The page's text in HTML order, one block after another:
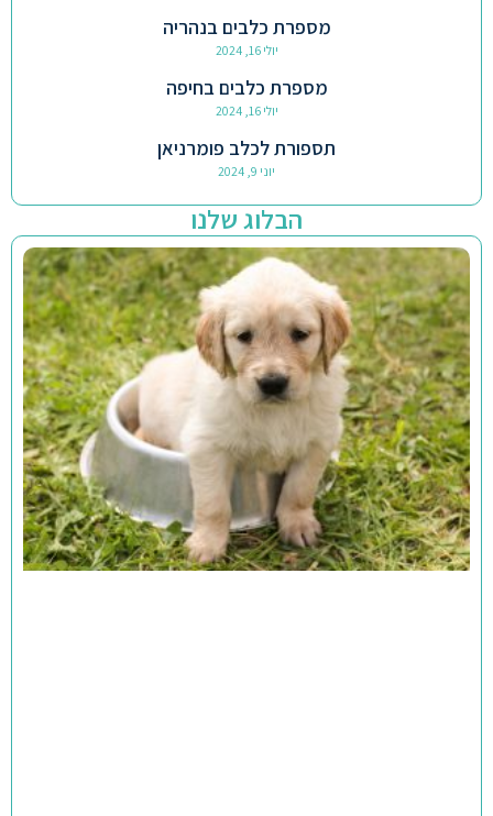
מספרת כלבים בנהריה
יולי 16, 2024
מספרת כלבים בחיפה
יולי 16, 2024
תספורת לכלב פומרניאן
יוני 9, 2024
הבלוג שלנו